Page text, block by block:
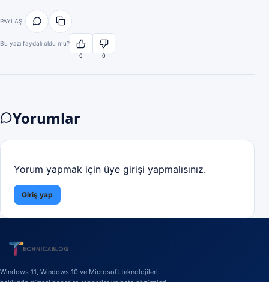
PAYLAŞ
Bu yazı faydalı oldu mu?
0 0
Yorumlar
Yorum yapmak için üye girişi yapmalısınız.
Giriş yap
Windows 11, Windows 10 ve Microsoft teknolojileri